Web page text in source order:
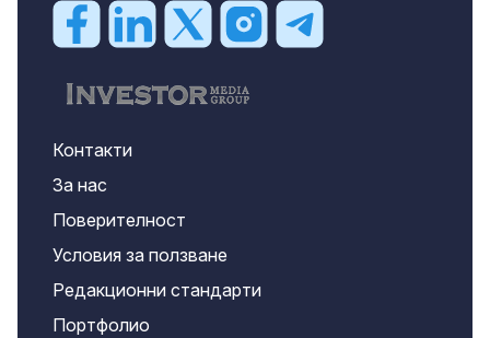
Контакти
За нас
Поверителност
Условия за ползване
Редакционни стандарти
Портфолио